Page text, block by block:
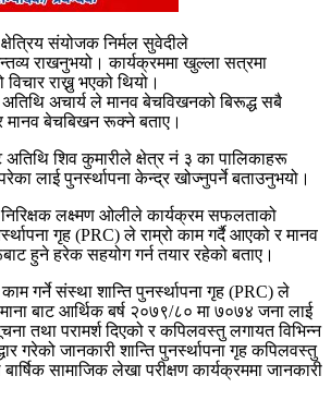
क्षेत्रिय संयोजक निर्मल सुवेदीले
राखनुभयो। कार्यक्रममा खुल्ला सत्रमा
राख्नु भएको थियो।
अचार्य ले मानव बेचविखनको बिरूद्ध सबै
मानव बेचबिखन रूक्ने बताए।
अतिथि शिव कुमारीले क्षेत्र नं ३ का पालिकाहरू
लाई पुनर्स्थापना केन्द्र खोज्नुपर्ने बताउनुभयो।
निरिक्षक लक्ष्मण ओलीले कार्यक्रम सफलताको
गृह (PRC) ले राम्रो काम गर्दै आएको र मानव
हुने हरेक सहयोग गर्न तयार रहेको बताए।
गर्ने संस्था शान्ति पुनर्स्थापना गृह (PRC) ले
बाट आर्थिक बर्ष २०७९/८० मा ७०७४ जना लाई
तथा परामर्श दिएको र कपिलवस्तु लगायत विभिन्न
गरेको जानकारी शान्ति पुनर्स्थापना गृह कपिलवस्तु
सामाजिक लेखा परीक्षण कार्यक्रममा जानकारी